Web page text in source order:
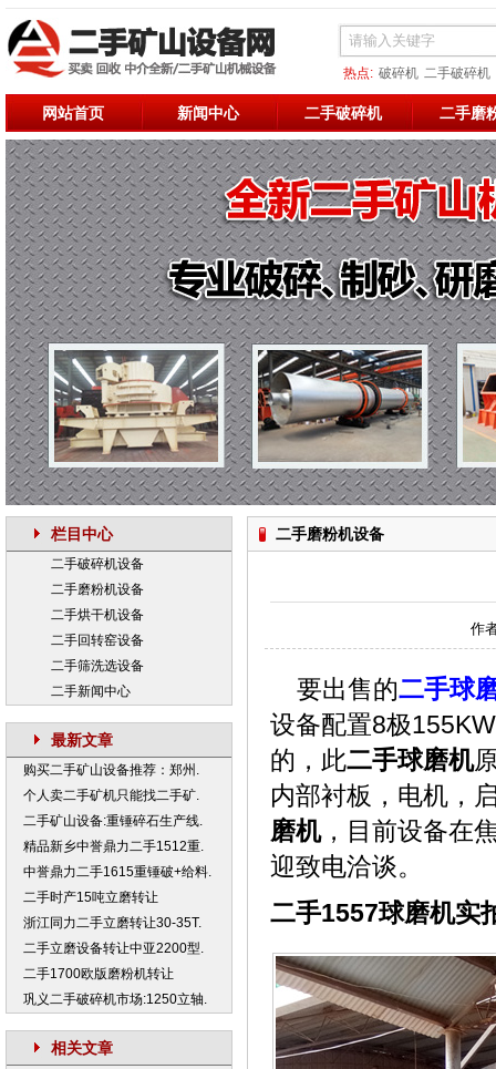
热点: 破碎机 二手破碎机
二手烘干机 二手破碎 二
网站首页 新闻中心 二手破碎机 二手磨
栏目中心
二手破碎机设备
二手磨粉机设备
二手烘干机设备
二手回转窑设备
二手筛洗选设备
二手新闻中心
最新文章
购买二手矿山设备推荐：郑州.
个人卖二手矿机只能找二手矿.
二手矿山设备:重锤碎石生产线.
精品新乡中誉鼎力二手1512重.
中誉鼎力二手1615重锤破+给料.
二手时产15吨立磨转让
浙江同力二手立磨转让30-35T.
二手立磨设备转让中亚2200型.
二手1700欧版磨粉机转让
巩义二手破碎机市场:1250立轴.
相关文章
二手磨粉机设备
作
要出售的二手球
设备配置8极
的，此二手球磨机
内部衬板，电机，
磨机，目前设备在
迎致电洽谈。
二手1557球磨机实